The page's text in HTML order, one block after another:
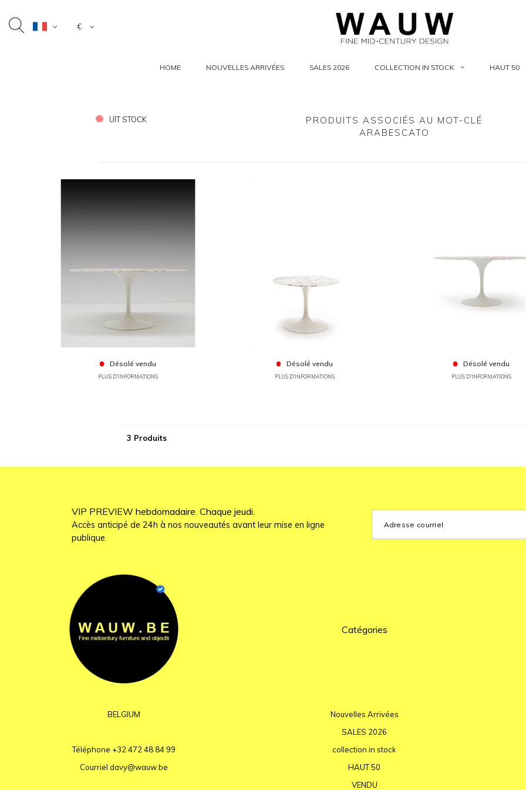
€
HOME NOUVELLES ARRIVÉES SALES 2026 COLLECTION IN STOCK HAUT 50
UIT STOCK
PRODUITS ASSOCIÉS AU MOT-CLÉ
ARABESCATO
Désolé vendu
PLUS D'INFORMATIONS
Désolé vendu
PLUS D'INFORMATIONS
Désolé vendu
PLUS D'INFORMATIONS
3 Produits
VIP PREVIEW hebdomadaire. Chaque jeudi.
Accès anticipé de 24h à nos nouveautés avant leur mise en ligne
publique.
BELGIUM
Téléphone +32 472 48 84 99
Courriel davy@wauw.be
Catégories
Nouvelles Arrivées
SALES 2026
collection in stock
HAUT 50
VENDU